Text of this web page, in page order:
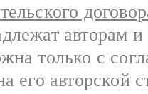
авторам
только с
его авторской